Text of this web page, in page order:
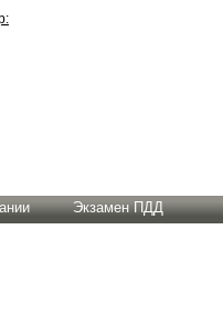
Экзамен ПДД